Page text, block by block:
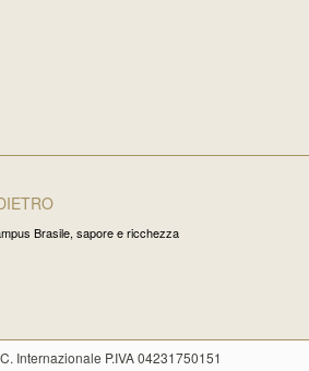
Brasile, sapore e ricchezza
Internazionale P.IVA 04231750151